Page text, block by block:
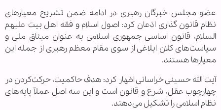
عضو مجلس خبرگان رهبری در ادامه ضمن تشریح معیارهای
نظام قانون گذاری اذعان کرد: اصول اسلام و فقه اهل بیت علیهم
السلام، قانون اساسی جمهوری اسلامی به عنوان میثاق ملی و
سیاست‌های کلان ابلاغی از سوی مقام معظم رهبری از جمله این
معیارها هستند.
آیت‌ الله حسینی خراسانی اظهار کرد: هدف حاکمیت، حرکت‌کردن در
چهارچوب عقل، شرع و قانون است و این سه اصل عملاً پایه‌های
نظام اسلامی را تشکیل می‌دهند.